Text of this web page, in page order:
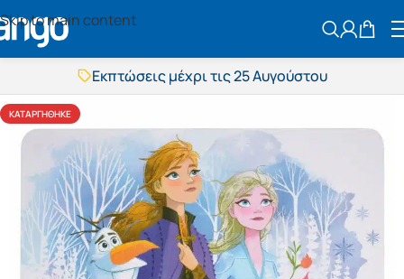
Skip to main content
Εκπτώσεις μέχρι τις 25 Αυγούστου
Δωρεάν μεταφορικά
Άμεση παράδοση
Εκπτώσεις μέχρι τις 25 Αυγούστου
Δωρεάν μεταφορικά
BOXNOW αποστολή
Άμεση παράδοση
ΚΑΤΑΡΓΉΘΗΚΕ